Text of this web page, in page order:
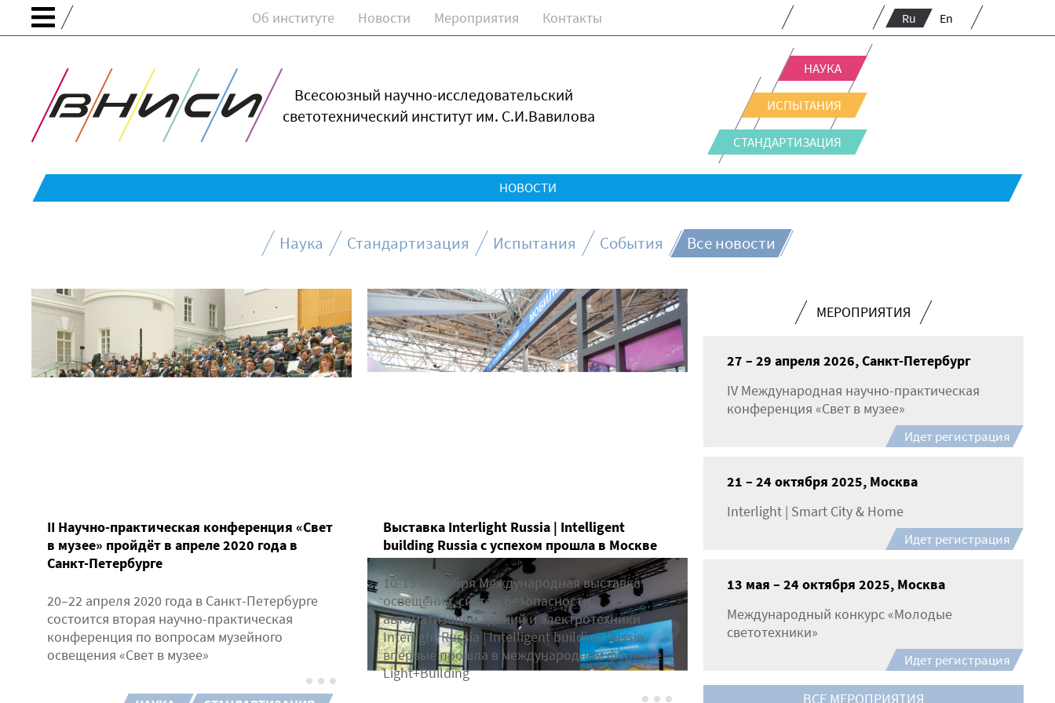
Об институте Новости Мероприятия Контакты Ru En
Всесоюзный научно-исследовательский
светотехнический институт им. С.И.Вавилова
НАУКА
ИСПЫТАНИЯ
СТАНДАРТИЗАЦИЯ
НОВОСТИ
Наука Стандартизация Испытания События Все новости
II Научно-практическая конференция «Свет
в музее» пройдёт в апреле 2020 года в
Санкт-Петербурге
20–22 апреля 2020 года в Санкт-Петербурге
состоится вторая научно-практическая
конференция по вопросам музейного
освещения «Свет в музее»
Выставка Interlight Russia | Intelligent
building Russia с успехом прошла в Москве
10-13 сентября Международная выставка
освещения, систем безопасности,
автоматизации зданий и электротехники
Interlight Russia | Intelligent building Russia
впервые прошла в международном формате
Light+Building
МЕРОПРИЯТИЯ
27 – 29 апреля 2026, Санкт-Петербург
IV Международная научно-практическая
конференция «Свет в музее»
Идет регистрация
21 – 24 октября 2025, Москва
Interlight | Smart City & Home
Идет регистрация
13 мая – 24 октября 2025, Москва
Международный конкурс «Молодые
светотехники»
Идет регистрация
ВСЕ МЕРОПРИЯТИЯ